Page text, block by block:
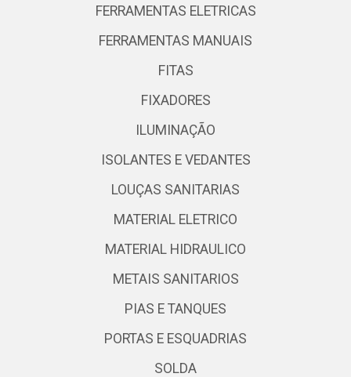
FERRAMENTAS ELETRICAS
FERRAMENTAS MANUAIS
FITAS
FIXADORES
ILUMINAÇÃO
ISOLANTES E VEDANTES
LOUÇAS SANITARIAS
MATERIAL ELETRICO
MATERIAL HIDRAULICO
METAIS SANITARIOS
PIAS E TANQUES
PORTAS E ESQUADRIAS
SOLDA